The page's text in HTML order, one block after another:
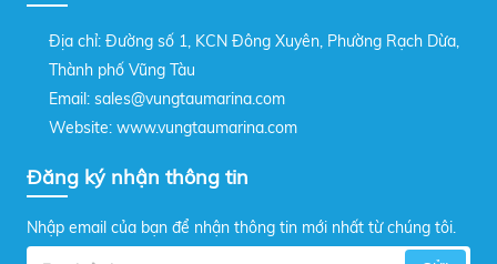
Địa chỉ: Đường số 1, KCN Đông Xuyên, Phường Rạch Dừa,
Thành phố Vũng Tàu
Email: sales@vungtaumarina.com
Website: www.vungtaumarina.com
Đăng ký nhận thông tin
Nhập email của bạn để nhận thông tin mới nhất từ chúng tôi.